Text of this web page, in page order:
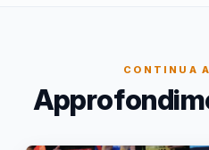
CONTINUA